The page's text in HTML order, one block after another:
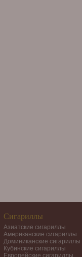
Сигариллы
Азиатские сигариллы
Американские сигариллы
Доминиканские сигариллы
Кубинские сигариллы
Европейские сигариллы